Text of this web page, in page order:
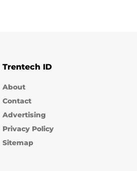
Trentech ID
About
Contact
Advertising
Privacy Policy
Sitemap